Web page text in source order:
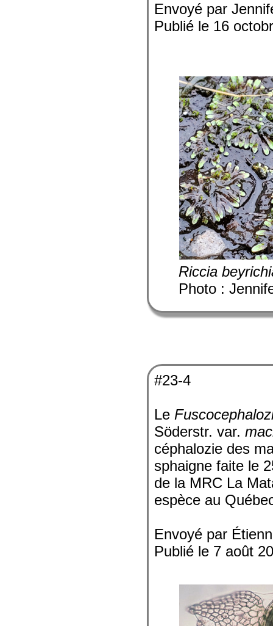
Envoyé par
Publié le 16
Riccia
Photo :
#23-4
Le
Söderstr. var.
céphalozie des
sphaigne faite le
de la MRC La
espèce au
Envoyé par
Publié le 7 août